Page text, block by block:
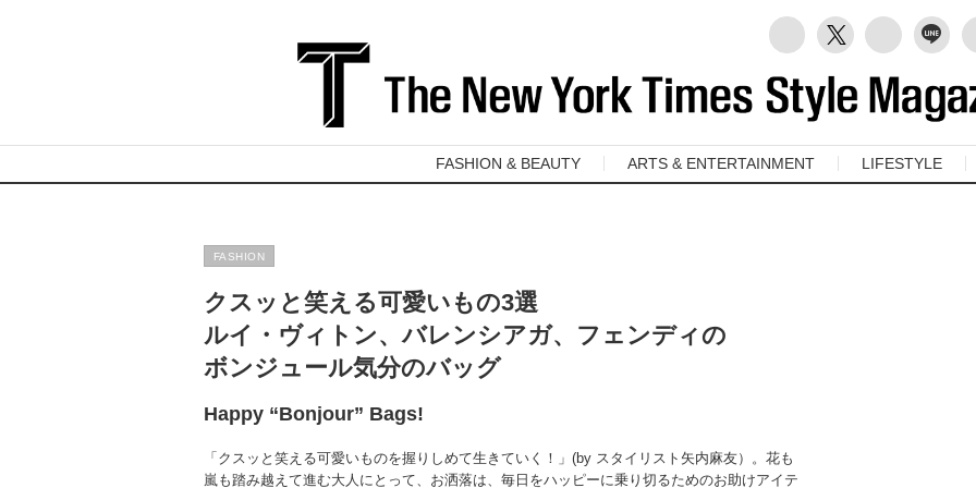
FASHION & BEAUTY ARTS & ENTERTAINMENT LIFESTYLE
FASHION
クスッと笑える可愛いもの3選
ルイ・ヴィトン、バレンシアガ、フェンディの
ボンジュール気分のバッグ
Happy “Bonjour” Bags!
「クスッと笑える可愛いものを握りしめて生きていく！」(by スタイリスト矢内麻友）。花も
嵐も踏み越えて進む大人にとって、お洒落は、毎日をハッピーに乗り切るためのお助けアイテ